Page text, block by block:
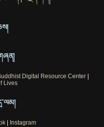
Digital Resource Center|
Lives
| Instagram